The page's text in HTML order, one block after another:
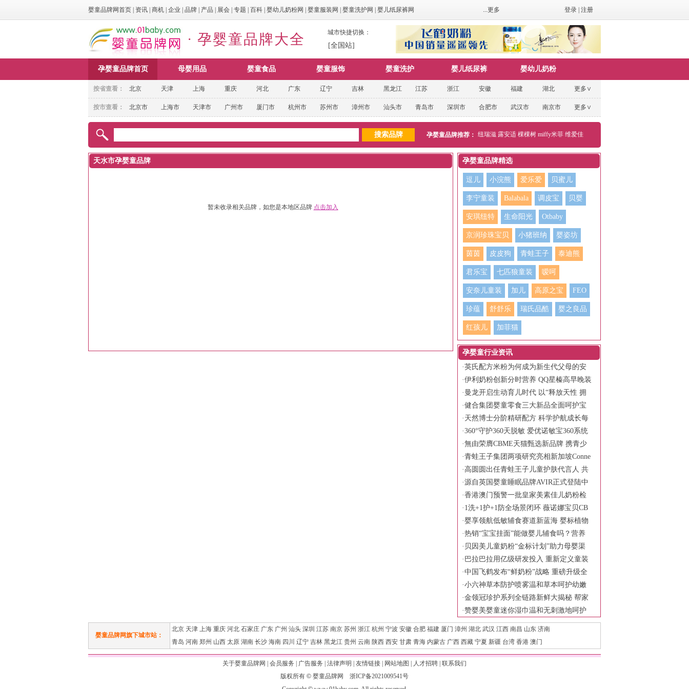
婴童品牌网首页 资讯 商机 企业 品牌 产品 展会 专题 百科 婴幼儿奶粉网 婴童服装网 婴童洗护网 婴儿纸尿裤网 ...更多 登录 注册
· 孕婴童品牌大全 城市快捷切换：
[全国站]
孕婴童品牌首页 母婴用品 婴童食品 婴童服饰 婴童洗护 婴儿纸尿裤 婴幼儿奶粉
北京 天津 上海 重庆 河北 广东 辽宁 吉林 黑龙江 江苏 浙江 安徽 福建 湖北 更多∨
按省查看：
北京市 上海市 天津市 广州市 厦门市 杭州市 苏州市 漳州市 汕头市 青岛市 深圳市 合肥市 武汉市 南京市 更多∨
按市查看：
孕婴童品牌推荐： 纽瑞滋 露安适 棵棵树 miffy米菲 维爱佳
天水市孕婴童品牌
暂未收录相关品牌，如您是本地区品牌 点击加入
孕婴童品牌精选
逗儿 小浣熊 爱乐爱 贝蜜儿
李宁童装 Balabala 调皮宝 贝婴
安琪纽特 生命阳光 Otbaby
京润珍珠宝贝 小猪班纳 婴姿坊
茵茵 皮皮狗 青蛙王子 泰迪熊
君乐宝 七匹狼童装 嗳呵
安奈儿童装 加儿 高原之宝 FEO
珍蕴 舒舒乐 瑞氏品酷 婴之良品
红孩儿 加菲猫
孕婴童行业资讯
·英氏配方米粉为何成为新生代父母的安
心之选？
·伊利奶粉创新分时营养 QQ星榛高早晚装
守护儿童全天活力
· 曼龙开启生动育儿时代 以“释放天性 拥
抱生动”书写品牌新篇章
·健合集团婴童零食三大新品全面呵护宝
宝健康成长
· 天然博士分阶精研配方 科学护航成长每
一程
·360°守护360天脱敏 爱优诺敏宝360系统
化低敏营养方案
·無由荣膺CBME天猫甄选新品牌 携青少
年面护霸榜产品亮相
·青蛙王子集团两项研究亮相新加坡Conne
x-C Asia旗舰科学会议
· 高圆圆出任青蛙王子儿童护肤代言人 共
同诠释慢慢长大更强大的育儿主张
·源自英国婴童睡眠品牌AVIR正式登陆中
国市场
·香港澳门预警一批皇家美素佳儿奶粉检
出铅超标 品牌方称符合食品安全标准
· 1洗+1护+1防全场景闭环 薇诺娜宝贝CB
ME展现婴童护理新范式
·婴享领航低敏辅食赛道新蓝海 婴标植物
奶米布丁树立行业安全新标杆
·热销“宝宝挂面”能做婴儿辅食吗？营养
针真均衡？
· 贝因美儿童奶粉“金标计划”助力母婴渠
道破局
· 巴拉巴拉用亿级研发投入 重新定义童装
产品力
·中国飞鹤发布“鲜奶粉”战略 重磅升级全
链鲜活守护六大保障
·小六神草本防护喷雾温和草本呵护幼嫩
肌肤 科学陪伴宝宝舒适度夏
·金领冠珍护系列全链路新鲜大揭秘 帮家
长一次性选对新鲜好奶源
·赞婴美婴童迷你湿巾温和无刺激地呵护
宝宝的肌肤
婴童品牌网旗下城市站：
北京 天津 上海 重庆 河北 石家庄 广东 广州 汕头 深圳 江苏 南京 苏州 浙江 杭州 宁波 安徽 合肥 福建 厦门 漳州 湖北 武汉 江西 南昌 山东 济南
青岛 河南 郑州 山西 太原 湖南 长沙 海南 四川 辽宁 吉林 黑龙江 贵州 云南 陕西 西安 甘肃 青海 内蒙古 广西 西藏 宁夏 新疆 台湾 香港 澳门
关于婴童品牌网 会员服务 广告服务 法律声明 友情链接 网站地图 人才招聘 联系我们
版权所有 © 婴童品牌网 浙ICP备2021009541号